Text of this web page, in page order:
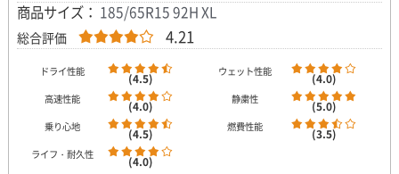
商品サイズ： 185/65R15 92H XL
総合評価 4.21
ドライ性能 (4.5) ウェット性能 (4.0)
高速性能 (4.0) 静粛性 (5.0)
乗り心地 (4.5) 燃費性能 (3.5)
ライフ・耐久性
(4.0)